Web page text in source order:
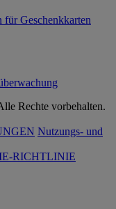
für Geschenkkarten
Rechte vorbehalten.
Nutzungs- und
RICHTLINIE